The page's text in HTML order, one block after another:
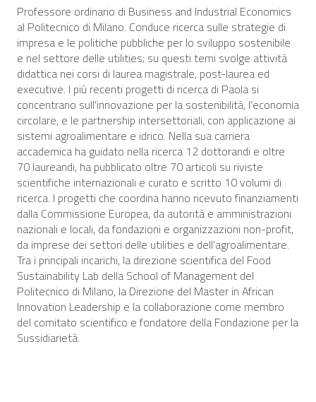
Professore ordinario di Business and Industrial Economics
al Politecnico di Milano. Conduce ricerca sulle strategie di
impresa e le politiche pubbliche per lo sviluppo sostenibile
e nel settore delle utilities; su questi temi svolge attività
didattica nei corsi di laurea magistrale, post-laurea ed
executive. I più recenti progetti di ricerca di Paola si
concentrano sull’innovazione per la sostenibilità, l’economia
circolare, e le partnership intersettoriali, con applicazione ai
sistemi agroalimentare e idrico. Nella sua carriera
accademica ha guidato nella ricerca 12 dottorandi e oltre
70 laureandi, ha pubblicato oltre 70 articoli su riviste
scientifiche internazionali e curato e scritto 10 volumi di
ricerca. I progetti che coordina hanno ricevuto finanziamenti
dalla Commissione Europea, da autorità e amministrazioni
nazionali e locali, da fondazioni e organizzazioni non-profit,
da imprese dei settori delle utilities e dell’agroalimentare.
Tra i principali incarichi, la direzione scientifica del Food
Sustainability Lab della School of Management del
Politecnico di Milano, la Direzione del Master in African
Innovation Leadership e la collaborazione come membro
del comitato scientifico e fondatore della Fondazione per la
Sussidiarietà.